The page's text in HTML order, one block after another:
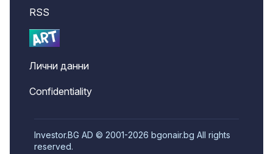
RSS
Лични данни
Confidentiality
Investor.BG AD © 2001-2026 bgonair.bg All rights
reserved.